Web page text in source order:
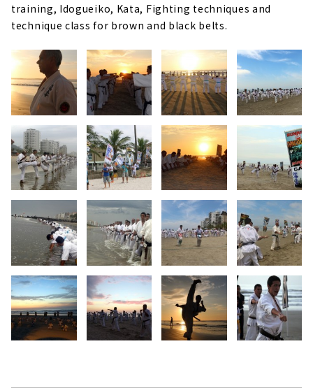
training, Idogueiko, Kata, Fighting techniques and
technique class for brown and black belts.